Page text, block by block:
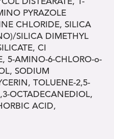
PYRAZOLE
CHLORIDE, SILICA
SILICA DIMETHYL
CI
5-AMINO-6-CHLORO-o-
SODIUM
TOLUENE-2,5-
OCTADECANEDIOL,
ACID,